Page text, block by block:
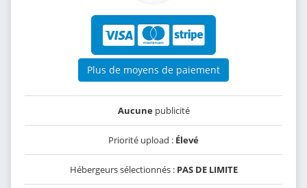
Plus de moyens de paiement
Aucunepublicité
Priorité upload : Élevé
Hébergeurs sélectionnés : PAS DE LIMITE